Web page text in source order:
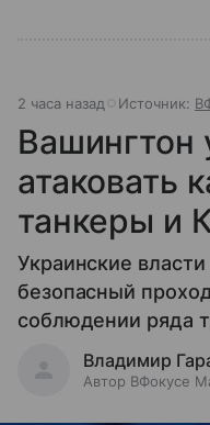
2 часа назад Источник:
Вашингтон
атаковать
танкеры и
Украинские
безопасный
соблюдении ряда
Владимир
Автор ВФокусе